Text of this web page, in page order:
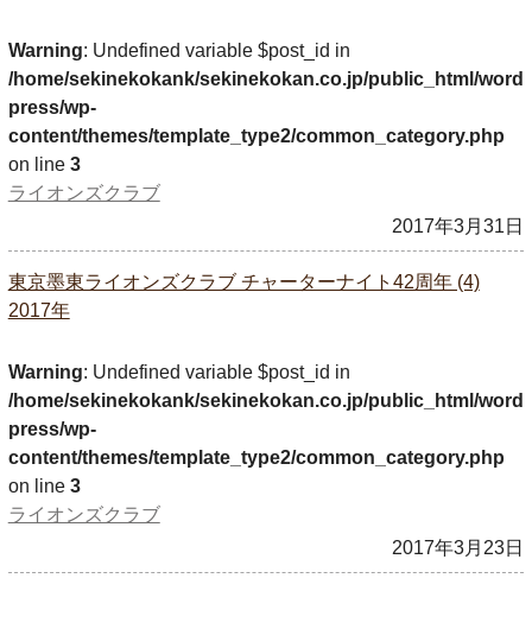
Warning: Undefined variable $post_id in
/home/sekinekokank/sekinekokan.co.jp/public_html/word
press/wp-
content/themes/template_type2/common_category.php
on line 3
ライオンズクラブ
2017年3月31日
東京墨東ライオンズクラブ チャーターナイト42周年 (4)
2017年
Warning: Undefined variable $post_id in
/home/sekinekokank/sekinekokan.co.jp/public_html/word
press/wp-
content/themes/template_type2/common_category.php
on line 3
ライオンズクラブ
2017年3月23日